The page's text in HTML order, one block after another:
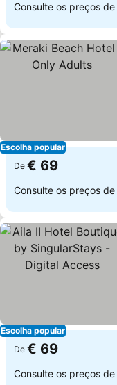
Consulte os preços de
Escolha popular
De € 69
Consulte os preços de
Escolha popular
De € 69
Consulte os preços de